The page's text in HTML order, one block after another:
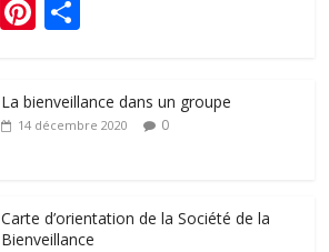
Li
e
Pi
e g
La bienveillance dans un groupe
14 décembre 2020 0
Carte d’orientation de la Société de la
Bienveillance